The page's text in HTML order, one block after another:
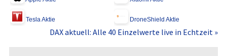
Tesla Aktie DroneShield Aktie
DAX aktuell: Alle 40 Einzelwerte live in Echtzeit »